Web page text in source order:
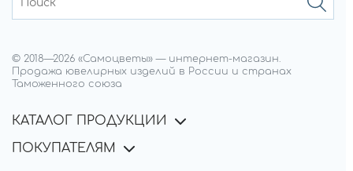
© 2018—2026 «Самоцветы» — интернет-магазин.
Продажа ювелирных изделий в России и странах
Таможенного союза
КАТАЛОГ ПРОДУКЦИИ
ПОКУПАТЕЛЯМ